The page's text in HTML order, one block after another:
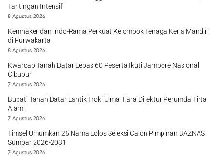
Tantingan Intensif
8 Agustus 2026
Kemnaker dan Indo-Rama Perkuat Kelompok Tenaga Kerja Mandiri
di Purwakarta
8 Agustus 2026
Kwarcab Tanah Datar Lepas 60 Peserta Ikuti Jambore Nasional
Cibubur
7 Agustus 2026
Bupati Tanah Datar Lantik Inoki Ulma Tiara Direktur Perumda Tirta
Alami
7 Agustus 2026
Timsel Umumkan 25 Nama Lolos Seleksi Calon Pimpinan BAZNAS
Sumbar 2026-2031
7 Agustus 2026